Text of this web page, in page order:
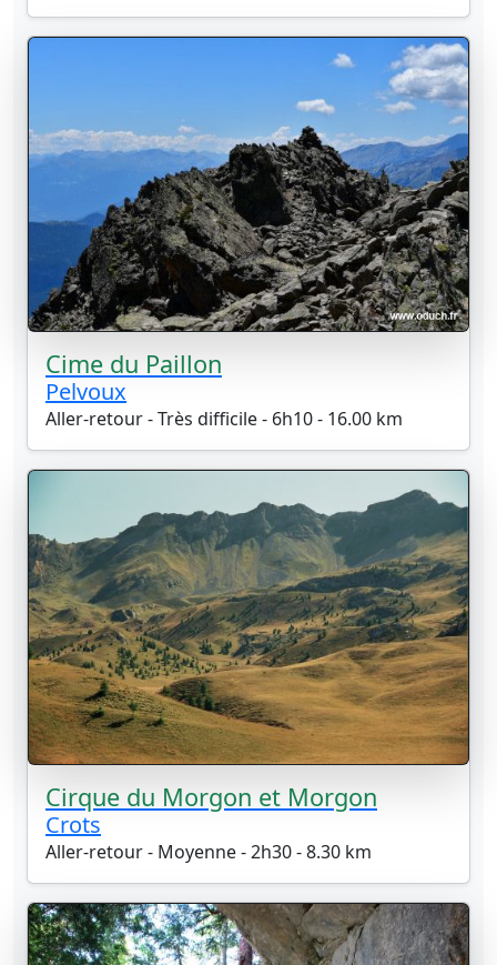
Cime du Paillon
Pelvoux
Aller-retour - Très difficile - 6h10 - 16.00 km
Cirque du Morgon et Morgon
Crots
Aller-retour - Moyenne - 2h30 - 8.30 km